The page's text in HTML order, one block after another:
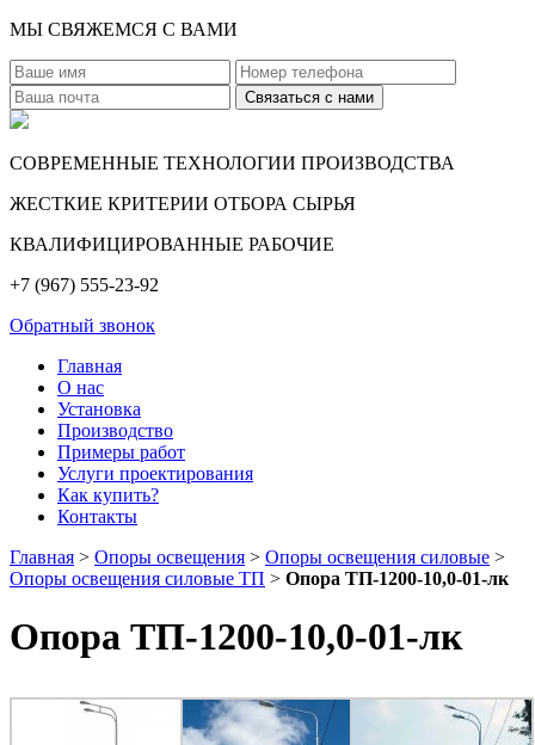
МЫ СВЯЖЕМСЯ С ВАМИ
СОВРЕМЕННЫЕ ТЕХНОЛОГИИ ПРОИЗВОДСТВА
ЖЕСТКИЕ КРИТЕРИИ ОТБОРА СЫРЬЯ
КВАЛИФИЦИРОВАННЫЕ РАБОЧИЕ
+7 (967) 555-23-92
Обратный звонок
Главная
О нас
Установка
Производство
Примеры работ
Услуги проектирования
Как купить?
Контакты
Главная > Опоры освещения > Опоры освещения силовые >
Опоры освещения силовые ТП > Опора ТП-1200-10,0-01-лк
Опора ТП-1200-10,0-01-лк